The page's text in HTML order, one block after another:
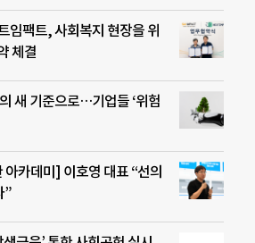
임팩트, 사회복지 현장을 위
체결
새 기준으로…기업들 ‘위험
카데미] 이호영 대표 “선의
”